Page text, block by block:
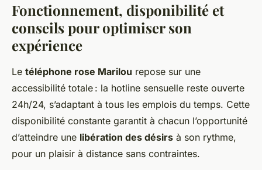
Fonctionnement, disponibilité et
conseils pour optimiser son
expérience
Le téléphone rose Marilou repose sur une
accessibilité totale : la hotline sensuelle reste ouverte
24h/24, s’adaptant à tous les emplois du temps. Cette
disponibilité constante garantit à chacun l’opportunité
d’atteindre une libération des désirs à son rythme,
pour un plaisir à distance sans contraintes.